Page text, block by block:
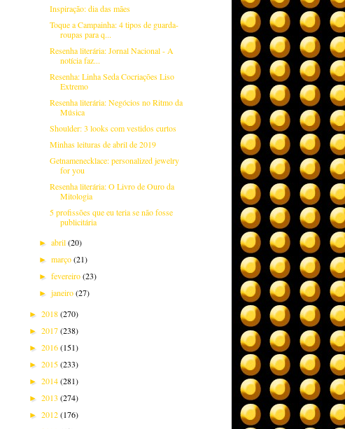
Inspiração: dia das mães
Toque a Campainha: 4 tipos de guarda-
roupas para q...
Resenha literária: Jornal Nacional - A
notícia faz...
Resenha: Linha Seda Cocriações Liso
Extremo
Resenha literária: Negócios no Ritmo da
Música
Shoulder: 3 looks com vestidos curtos
Minhas leituras de abril de 2019
Getnamenecklace: personalized jewelry
for you
Resenha literária: O Livro de Ouro da
Mitologia
5 profissões que eu teria se não fosse
publicitária
►abril(20)
►março(21)
►fevereiro(23)
►janeiro(27)
► 2018(270)
► 2017(238)
► 2016(151)
► 2015(233)
► 2014(281)
► 2013 (274)
► 2012(176)